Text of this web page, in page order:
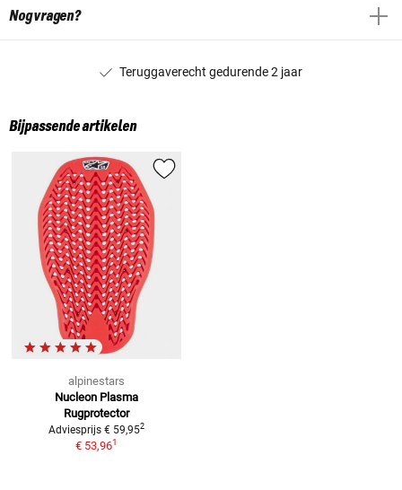
Nog vragen?
Teruggaverecht gedurende 2 jaar
Bijpassende artikelen
alpinestars
Nucleon Plasma
Rugprotector
Adviesprijs € 59,952
€ 53,961